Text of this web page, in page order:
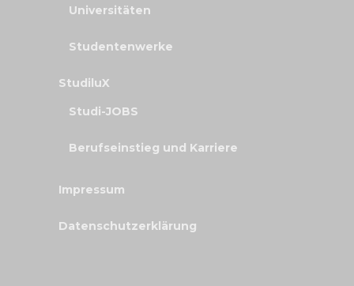
Universitäten
Studentenwerke
StudiluX
Studi-JOBS
Berufseinstieg und Karriere
Impressum
Datenschutzerklärung